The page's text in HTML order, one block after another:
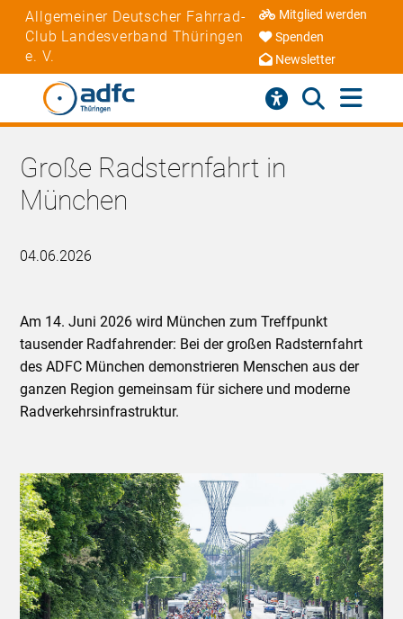
Allgemeiner Deutscher Fahrrad-
Club Landesverband Thüringen
e. V.
Mitglied werden
Spenden
Newsletter
Große Radsternfahrt in
München
04.06.2026
Am 14. Juni 2026 wird München zum Treffpunkt
tausender Radfahrender: Bei der großen Radsternfahrt
des ADFC München demonstrieren Menschen aus der
ganzen Region gemeinsam für sichere und moderne
Radverkehrsinfrastruktur.